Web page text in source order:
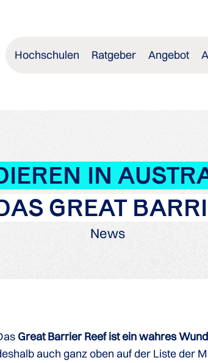
Hochschulen Ratgeber Angebot
IN
GREAT
News
Great Barrier Reef ist ein wahres
auch ganz oben auf der Liste der